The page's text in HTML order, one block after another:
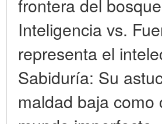
frontera del
Inteligencia vs.
representa el
Sabiduría: Su
maldad baja